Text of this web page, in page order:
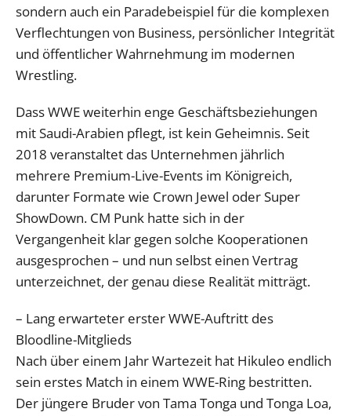
sondern auch ein Paradebeispiel für die komplexen
Verflechtungen von Business, persönlicher Integrität
und öffentlicher Wahrnehmung im modernen
Wrestling.
Dass WWE weiterhin enge Geschäftsbeziehungen
mit Saudi-Arabien pflegt, ist kein Geheimnis. Seit
2018 veranstaltet das Unternehmen jährlich
mehrere Premium-Live-Events im Königreich,
darunter Formate wie Crown Jewel oder Super
ShowDown. CM Punk hatte sich in der
Vergangenheit klar gegen solche Kooperationen
ausgesprochen – und nun selbst einen Vertrag
unterzeichnet, der genau diese Realität mitträgt.
– Lang erwarteter erster WWE-Auftritt des
Bloodline-Mitglieds
Nach über einem Jahr Wartezeit hat Hikuleo endlich
sein erstes Match in einem WWE-Ring bestritten.
Der jüngere Bruder von Tama Tonga und Tonga Loa,